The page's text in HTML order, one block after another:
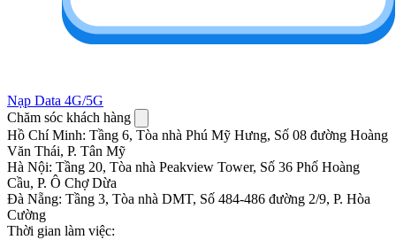
Nạp Data 4G/5G
Chăm sóc khách hàng
Hồ Chí Minh: Tầng 6, Tòa nhà Phú Mỹ Hưng, Số 08 đường Hoàng
Văn Thái, P. Tân Mỹ
Hà Nội: Tầng 20, Tòa nhà Peakview Tower, Số 36 Phố Hoàng
Cầu, P. Ô Chợ Dừa
Đà Nẵng: Tầng 3, Tòa nhà DMT, Số 484-486 đường 2/9, P. Hòa
Cường
Thời gian làm việc: